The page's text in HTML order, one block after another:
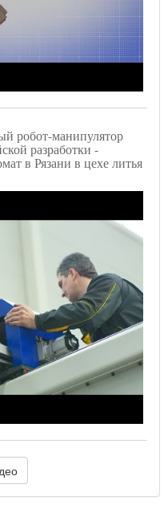
робот-манипулятор
разработки -
в Рязани в цехе литья